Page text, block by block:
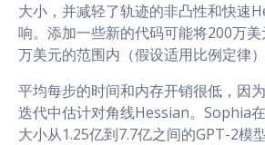
大小，并减轻了轨迹的非凸性和快速
响。添加一些新的代码可能将200万
万美元的范围内（假设适用比例定律）
平均每步的时间和内存开销很低，因
迭代中估计对角线Hessian。Sophia
大小从1.25亿到7.7亿之间的GPT-2模